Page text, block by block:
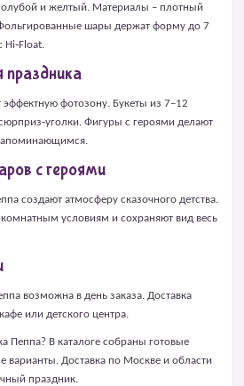
и желтый. Материалы – плотный
Фольгированные шары держат форму до 7
Hi‑Float.
фотозону. Букеты из 7–12
Фигуры с героями делают
с героями
создают атмосферу сказочного детства.
условиям и сохраняют вид весь
возможна в день заказа. Доставка
или детского центра.
Пеппа? В каталоге собраны готовые
варианты. Доставка по Москве и области
праздник.